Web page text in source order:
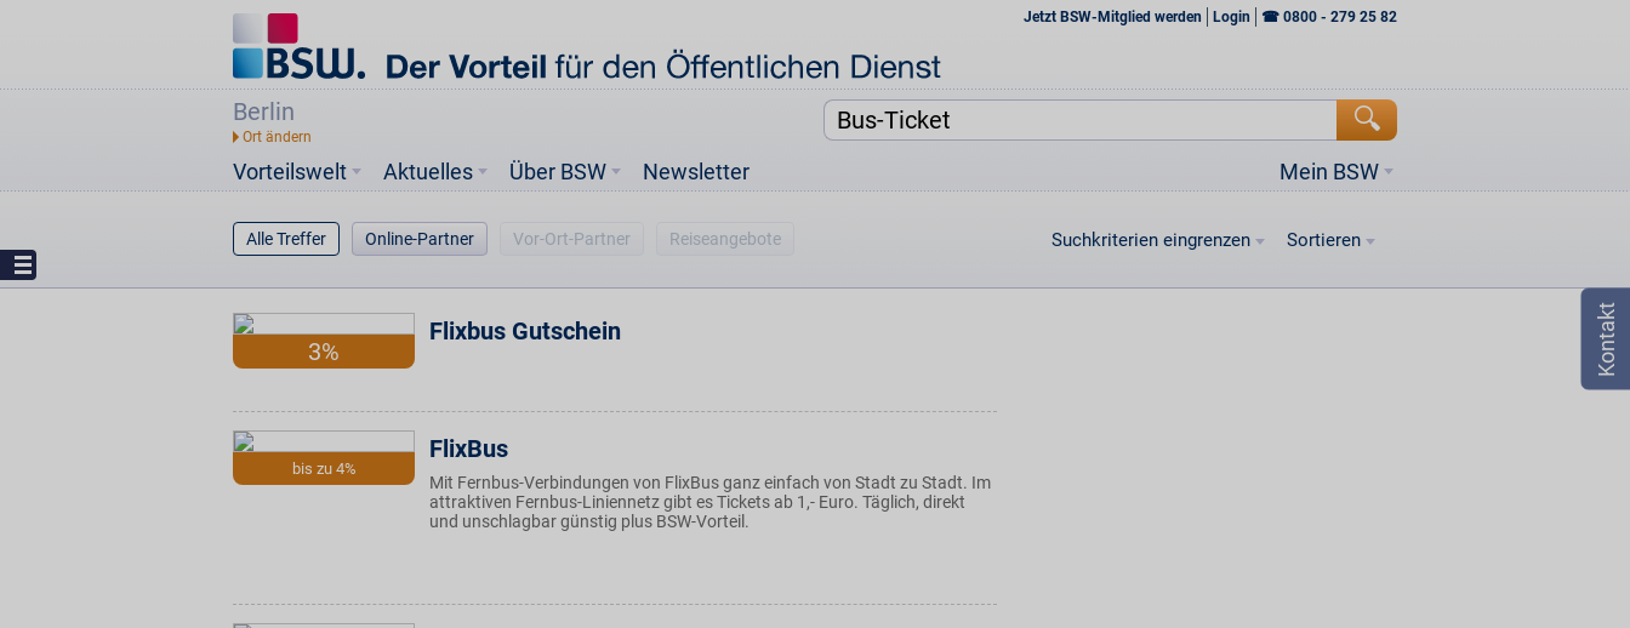
Jetzt BSW-Mitglied werden Login ☎ 0800 - 279 25 82
Berlin
Vorteilswelt Mein BSW
Aktuelles Über BSW Newsletter
Alle Treffer Online-Partner Vor-Ort-Partner Reiseangebote Suchkriterien eingrenzen Sortieren
3%
Flixbus Gutschein
bis zu 4%
FlixBus
Mit Fernbus-Verbindungen von FlixBus ganz einfach von Stadt zu Stadt. Im
attraktiven Fernbus-Liniennetz gibt es Tickets ab 1,- Euro. Täglich, direkt
und unschlagbar günstig plus BSW-Vorteil.